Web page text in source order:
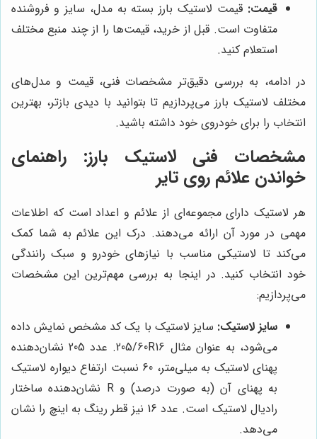
قیمت: قیمت لاستیک بارز بسته به مدل، سایز و فروشنده
متفاوت است. قبل از خرید، قیمت‌ها را از چند منبع مختلف
استعلام کنید.
در ادامه، به بررسی دقیق‌تر مشخصات فنی، قیمت و مدل‌های
مختلف لاستیک بارز می‌پردازیم تا بتوانید با دیدی بازتر، بهترین
انتخاب را برای خودروی خود داشته باشید.
مشخصات فنی لاستیک بارز: راهنمای
خواندن علائم روی تایر
هر لاستیک دارای مجموعه‌ای از علائم و اعداد است که اطلاعات
مهمی در مورد آن ارائه می‌دهند. درک این علائم به شما کمک
می‌کند تا لاستیکی مناسب با نیازهای خودرو و سبک رانندگی
خود انتخاب کنید. در اینجا به بررسی مهم‌ترین این مشخصات
می‌پردازیم:
سایز لاستیک: سایز لاستیک با یک کد مشخص نمایش داده
می‌شود، به عنوان مثال 205/60R16. عدد 205 نشان‌دهنده
پهنای لاستیک به میلی‌متر، 60 نسبت ارتفاع دیواره لاستیک
به پهنای آن (به صورت درصد) و R نشان‌دهنده ساختار
رادیال لاستیک است. عدد 16 نیز قطر رینگ به اینچ را نشان
می‌دهد.